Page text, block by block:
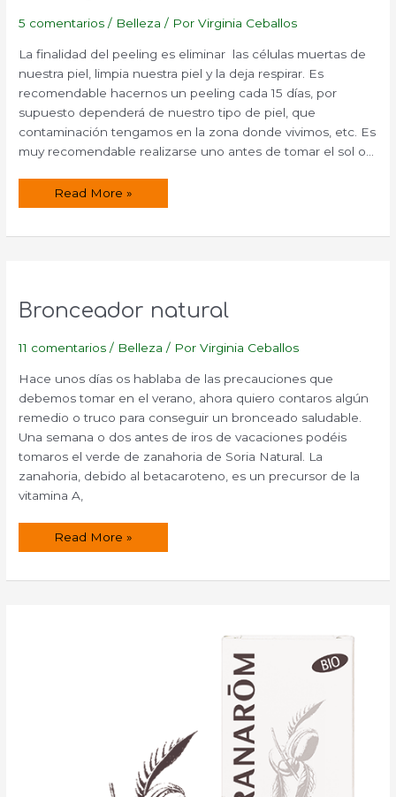
5 comentarios / Belleza / PorVirginia Ceballos
La finalidad del peeling es eliminar las células muertas de
nuestra piel, limpia nuestra piel y la deja respirar. Es
recomendable hacernos un peeling cada 15 días, por
supuesto dependerá de nuestro tipo de piel, que
contaminación tengamos en la zona donde vivimos, etc. Es
muy recomendable realizarse uno antes de tomar el sol o…
Peeling
Read More »
Bronceador natural
11 comentarios / Belleza / PorVirginia Ceballos
Hace unos días os hablaba de las precauciones que
debemos tomar en el verano, ahora quiero contaros algún
remedio o truco para conseguir un bronceado saludable.
Una semana o dos antes de iros de vacaciones podéis
tomaros el verde de zanahoria de Soria Natural. La
zanahoria, debido al betacaroteno, es un precursor de la
vitamina A,
Bronceador
Read More »